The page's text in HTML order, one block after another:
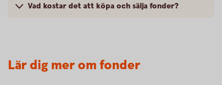
Vad kostar det att köpa och sälja fonder?
Lär dig mer om fonder